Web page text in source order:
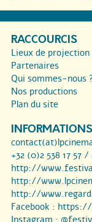
RACCOURCIS
Lieux de projection
Partenaires
Qui sommes-nous
Nos productions
Plan du site
+32 (0)2 538 17 57
http://
http://
http://
Facebook : https://
Instagram :